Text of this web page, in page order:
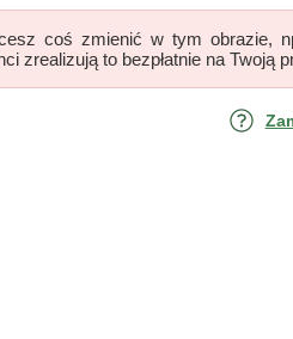
coś zmienić w tym obrazie,
zrealizują to bezpłatnie na Twoją